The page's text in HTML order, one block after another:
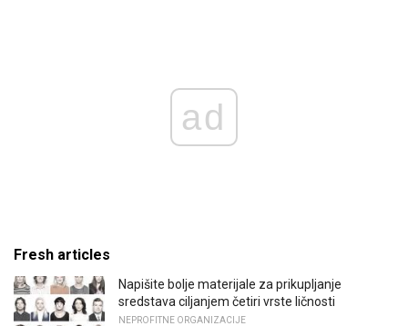
ad
Fresh articles
Napišite bolje materijale za prikupljanje
sredstava ciljanjem četiri vrste ličnosti
NEPROFITNE ORGANIZACIJE